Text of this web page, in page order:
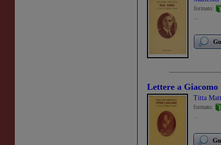
formato:
...
Lettere a Giacomo
Titta
formato:
...